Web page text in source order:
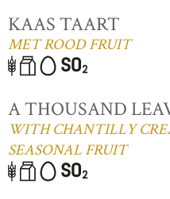
KAAS TAART
MET ROOD FRUIT
A THOUSAND
WITH CHANTILLY
SEASONAL FRUIT